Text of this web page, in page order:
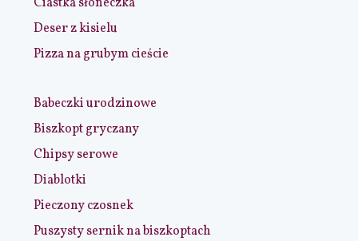
Deser z kisielu
Pizza na grubym cieście
Babeczki urodzinowe
Biszkopt gryczany
Chipsy serowe
Diablotki
Pieczony czosnek
Puszysty sernik na biszkoptach